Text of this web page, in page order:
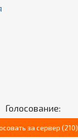
Голосование:
за сервер (210)